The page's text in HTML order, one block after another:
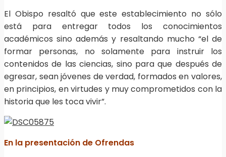
El Obispo resaltó que este establecimiento no sólo
está para entregar todos los conocimientos
académicos sino además y resaltando mucho “el de
formar personas, no solamente para instruir los
contenidos de las ciencias, sino para que después de
egresar, sean jóvenes de verdad, formados en valores,
en principios, en virtudes y muy comprometidos con la
historia que les toca vivir”.
En la presentación de Ofrendas